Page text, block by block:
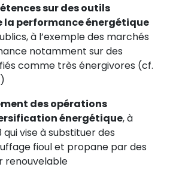
sur des outils
la performance énergétique
à l’exemple des marchés
notamment sur des
comme très énergivores (cf.
des opérations
énergétique, à
qui vise à substituer des
fioul et propane par des
renouvelable